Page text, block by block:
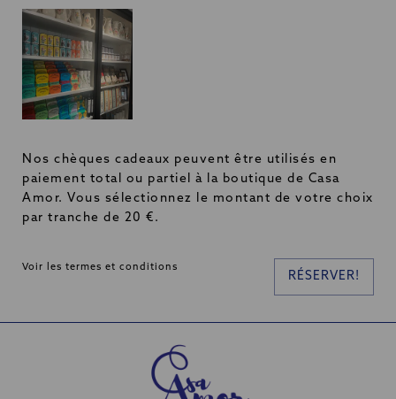
Nos chèques cadeaux peuvent être utilisés en
paiement total ou partiel à la boutique de Casa
Amor. Vous sélectionnez le montant de votre choix
par tranche de 20 €.
Voir les termes et conditions
RÉSERVER!